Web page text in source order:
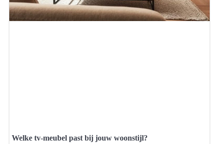
Welke tv-meubel past bij jouw woonstijl?